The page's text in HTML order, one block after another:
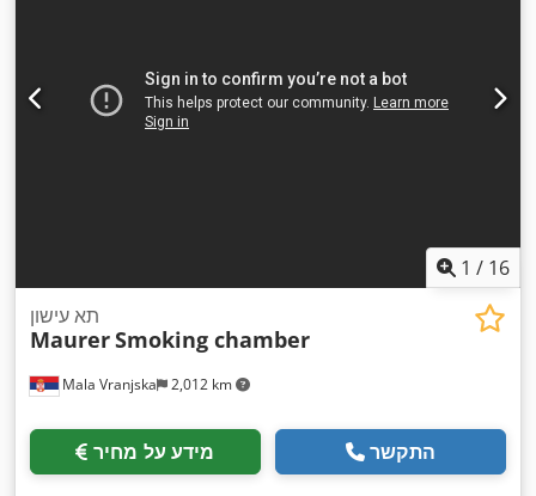
1 / 16
Mala Vranjska 2,012 km
תא עישון
MaurerSmoking chamber
מידע על מחיר התקשר